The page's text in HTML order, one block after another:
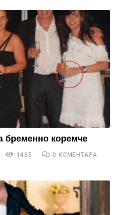
бременно коремче
1435 0 КОМЕНТАРА